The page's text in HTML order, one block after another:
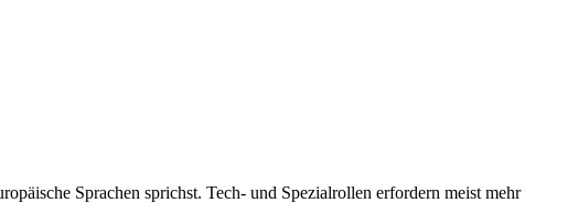
Sprachen sprichst. Tech- und Spezialrollen erfordern meist mehr